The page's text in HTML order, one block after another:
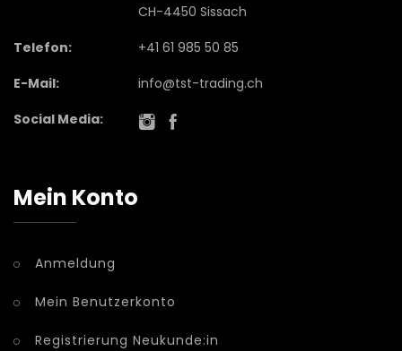
CH-4450 Sissach
Telefon:
+41 61 985 50 85
E-Mail:
info@tst-trading.ch
Social Media:
Mein Konto
Anmeldung
Mein Benutzerkonto
Registrierung Neukunde:in